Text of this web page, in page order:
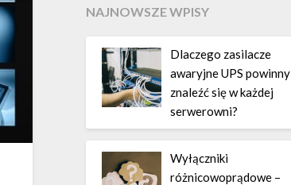
NAJNOWSZE WPISY
Dlaczego zasilacze
awaryjne UPS powinny
znaleźć się w każdej
serwerowni?
Wyłączniki
różnicowoprądowe –